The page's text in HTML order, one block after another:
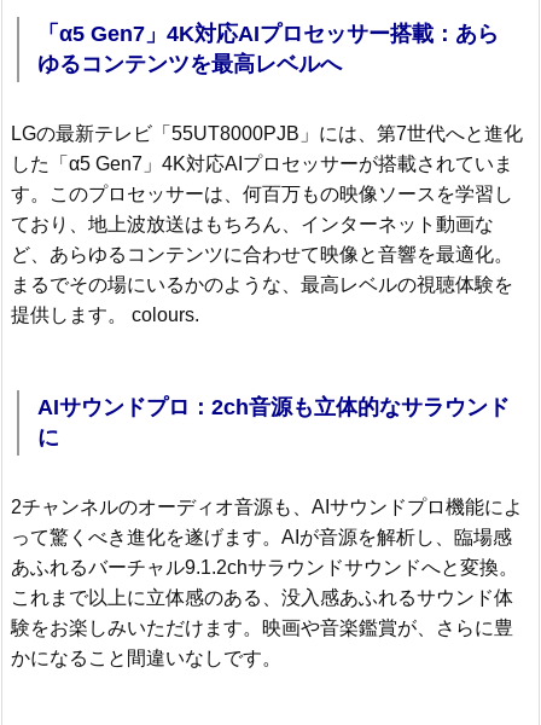
「α5 Gen7」4K対応AIプロセッサー搭載：あら
ゆるコンテンツを最高レベルへ
LGの最新テレビ「55UT8000PJB」には、第7世代へと進化
した「α5 Gen7」4K対応AIプロセッサーが搭載されていま
す。このプロセッサーは、何百万もの映像ソースを学習し
ており、地上波放送はもちろん、インターネット動画な
ど、あらゆるコンテンツに合わせて映像と音響を最適化。
まるでその場にいるかのような、最高レベルの視聴体験を
提供します。 colours.
AIサウンドプロ：2ch音源も立体的なサラウンド
に
2チャンネルのオーディオ音源も、AIサウンドプロ機能によ
って驚くべき進化を遂げます。AIが音源を解析し、臨場感
あふれるバーチャル9.1.2chサラウンドサウンドへと変換。
これまで以上に立体感のある、没入感あふれるサウンド体
験をお楽しみいただけます。映画や音楽鑑賞が、さらに豊
かになること間違いなしです。